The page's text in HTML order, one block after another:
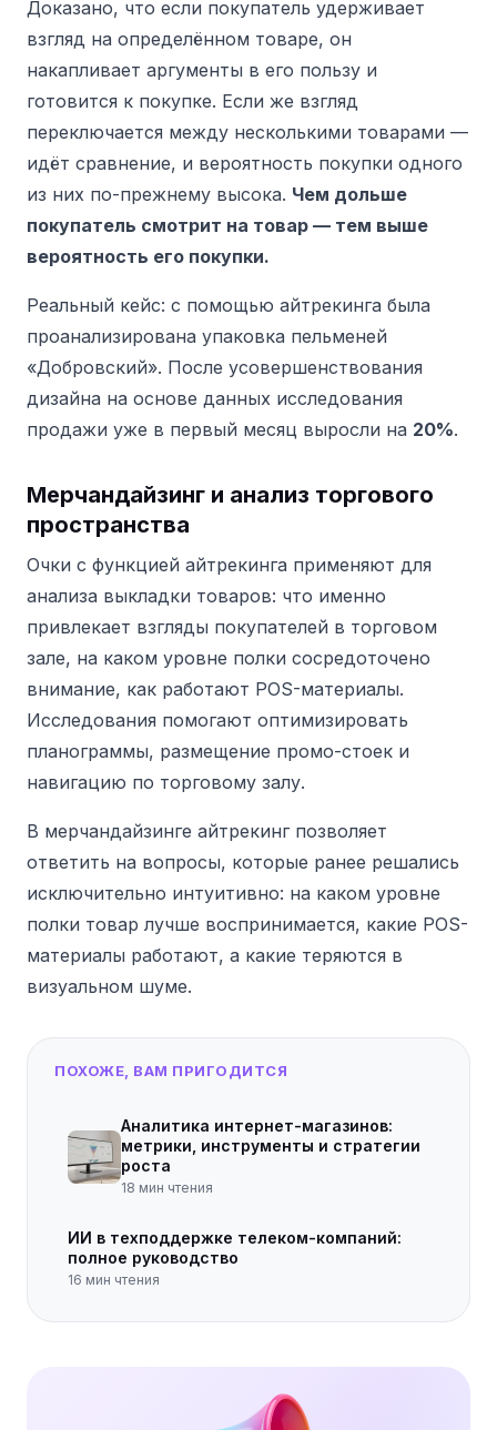
Доказано, что если покупатель удерживает
взгляд на определённом товаре, он
накапливает аргументы в его пользу и
готовится к покупке. Если же взгляд
переключается между несколькими товарами —
идёт сравнение, и вероятность покупки одного
из них по-прежнему высока. Чем дольше
покупатель смотрит на товар — тем выше
вероятность его покупки.
Реальный кейс: с помощью айтрекинга была
проанализирована упаковка пельменей
«Добровский». После усовершенствования
дизайна на основе данных исследования
продажи уже в первый месяц выросли на 20%.
Мерчандайзинг и анализ торгового
пространства
Очки с функцией айтрекинга применяют для
анализа выкладки товаров: что именно
привлекает взгляды покупателей в торговом
зале, на каком уровне полки сосредоточено
внимание, как работают POS-материалы.
Исследования помогают оптимизировать
планограммы, размещение промо-стоек и
навигацию по торговому залу.
В мерчандайзинге айтрекинг позволяет
ответить на вопросы, которые ранее решались
исключительно интуитивно: на каком уровне
полки товар лучше воспринимается, какие POS-
материалы работают, а какие теряются в
визуальном шуме.
ПОХОЖЕ, ВАМ ПРИГОДИТСЯ
Аналитика интернет-магазинов:
метрики, инструменты и стратегии
роста
18 мин чтения
ИИ в техподдержке телеком-компаний:
полное руководство
16 мин чтения